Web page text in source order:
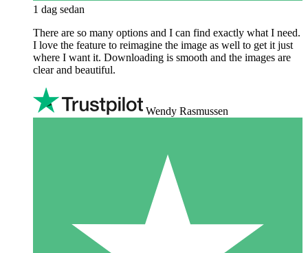
1 dag sedan
There are so many options and I can find exactly what I need.
I love the feature to reimagine the image as well to get it just
where I want it. Downloading is smooth and the images are
clear and beautiful.
Wendy Rasmussen